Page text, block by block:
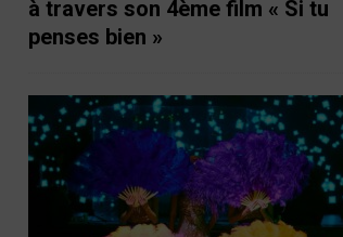
à travers son 4ème film « Si tu
penses bien »